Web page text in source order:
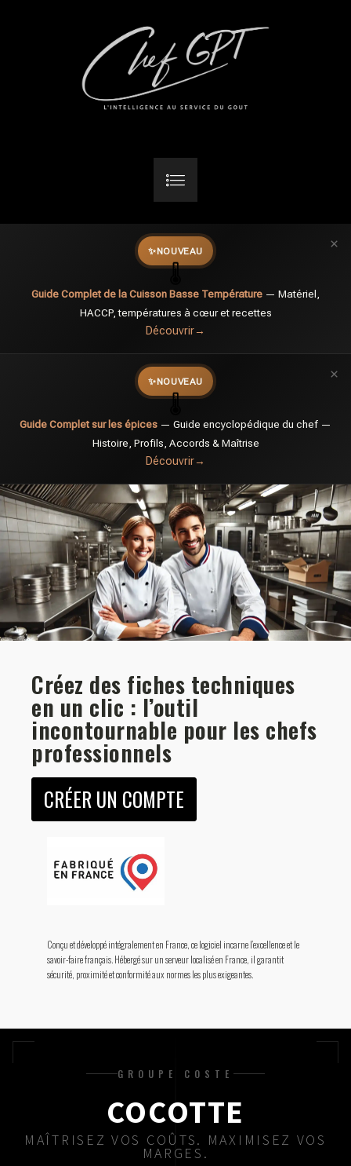
✨NOUVEAU
🌡️
Guide Complet de la Cuisson Basse Température — Matériel,
HACCP, températures à cœur et recettes
Découvrir→
×
✨NOUVEAU
🌡️
Guide Complet sur les épices — Guide encyclopédique du chef —
Histoire, Profils, Accords & Maîtrise
Découvrir→
×
Créez des fiches techniques
en un clic : l’outil
incontournable pour les chefs
professionnels
CRÉER UN COMPTE
Conçu et développé intégralement en France, ce logiciel incarne l’excellence et le
savoir-faire français. Hébergé sur un serveur localisé en France, il garantit
sécurité, proximité et conformité aux normes les plus exigeantes.
GROUPE COSTE
COCOTTE
MAÎTRISEZ VOS COÛTS. MAXIMISEZ VOS
MARGES.